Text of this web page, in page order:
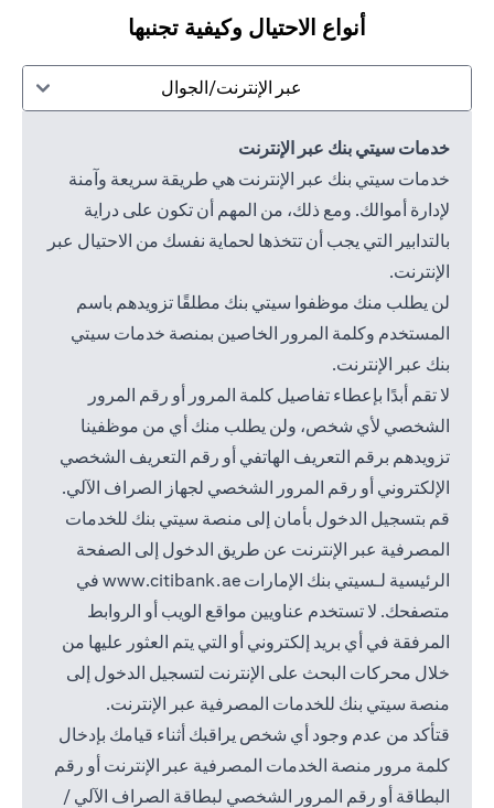
أنواع الاحتيال وكيفية تجنبها
عبر الإنترنت/الجوال
خدمات سيتي بنك عبر الإنترنت
خدمات سيتي بنك عبر الإنترنت هي طريقة سريعة وآمنة
لإدارة أموالك. ومع ذلك، من المهم أن تكون على دراية
بالتدابير التي يجب أن تتخذها لحماية نفسك من الاحتيال عبر
الإنترنت.
لن يطلب منك موظفوا سيتي بنك مطلقًا تزويدهم باسم
المستخدم وكلمة المرور الخاصين بمنصة خدمات سيتي
بنك عبر الإنترنت.
لا تقم أبدًا بإعطاء تفاصيل كلمة المرور أو رقم المرور
الشخصي لأي شخص، ولن يطلب منك أي من موظفينا
تزويدهم برقم التعريف الهاتفي أو رقم التعريف الشخصي
الإلكتروني أو رقم المرور الشخصي لجهاز الصراف الآلي.
قم بتسجيل الدخول بأمان إلى منصة سيتي بنك للخدمات
المصرفية عبر الإنترنت عن طريق الدخول إلى الصفحة
الرئيسية لـسيتي بنك الإمارات www.citibank.ae
in a new tab
في
متصفحك. لا تستخدم عناويين مواقع الويب أو الروابط
المرفقة في أي بريد إلكتروني أو التي يتم العثور عليها من
خلال محركات البحث على الإنترنت لتسجيل الدخول إلى
منصة سيتي بنك للخدمات المصرفية عبر الإنترنت.
قتأكد من عدم وجود أي شخص يراقبك أثناء قيامك بإدخال
كلمة مرور منصة الخدمات المصرفية عبر الإنترنت أو رقم
البطاقة أو رقم المرور الشخصي لبطاقة الصراف الآلي /